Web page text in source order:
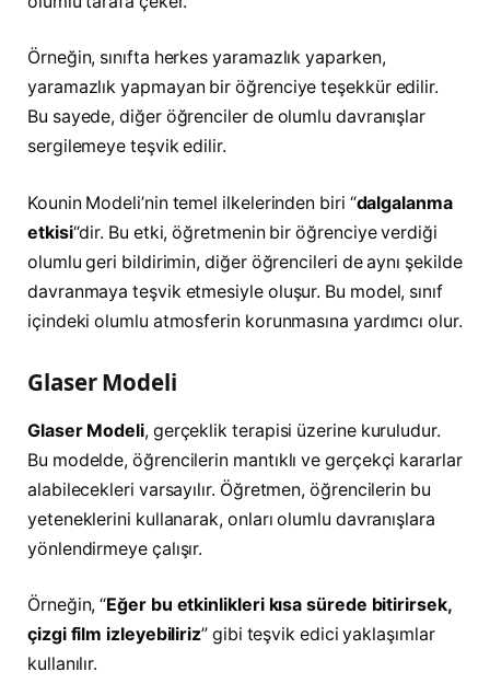
Örneğin, sınıfta herkes yaramazlık yaparken,
yaramazlık yapmayan bir öğrenciye teşekkür edilir.
Bu sayede, diğer öğrenciler de olumlu davranışlar
sergilemeye teşvik edilir.
Kounin Modeli’nin temel ilkelerinden biri “dalgalanma
etkisi“dir. Bu etki, öğretmenin bir öğrenciye verdiği
olumlu geri bildirimin, diğer öğrencileri de aynı şekilde
davranmaya teşvik etmesiyle oluşur. Bu model, sınıf
içindeki olumlu atmosferin korunmasına yardımcı olur.
Glaser Modeli
Glaser Modeli, gerçeklik terapisi üzerine kuruludur.
Bu modelde, öğrencilerin mantıklı ve gerçekçi kararlar
alabilecekleri varsayılır. Öğretmen, öğrencilerin bu
yeteneklerini kullanarak, onları olumlu davranışlara
yönlendirmeye çalışır.
Örneğin, “Eğer bu etkinlikleri kısa sürede bitirirsek,
çizgi film izleyebiliriz” gibi teşvik edici yaklaşımlar
kullanılır.